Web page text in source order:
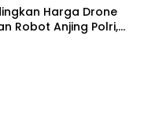
Harga Drone
Robot Anjing Polri,
Lipat